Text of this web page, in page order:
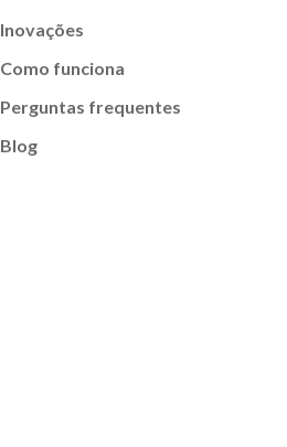
Inovações
Como funciona
Perguntas frequentes
Blog